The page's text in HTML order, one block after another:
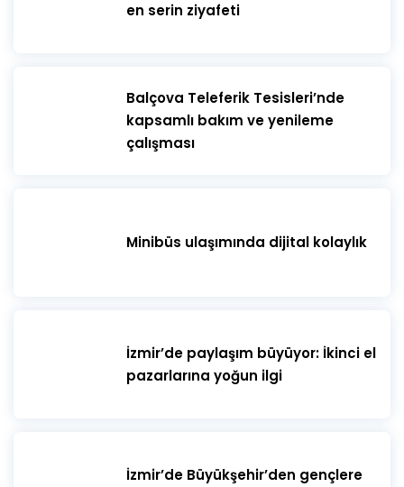
en serin ziyafeti
​Balçova Teleferik Tesisleri’nde
kapsamlı bakım ve yenileme
çalışması
Minibüs ulaşımında dijital kolaylık
İzmir’de paylaşım büyüyor: İkinci el
pazarlarına yoğun ilgi
İzmir’de Büyükşehir’den gençlere